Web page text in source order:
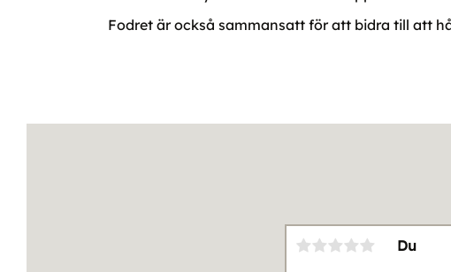
Fodret är också sammansatt för att bidra till att
Du